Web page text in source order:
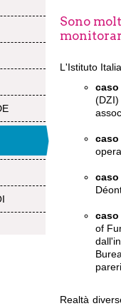
Sono
L'Istituto
of
Realtà